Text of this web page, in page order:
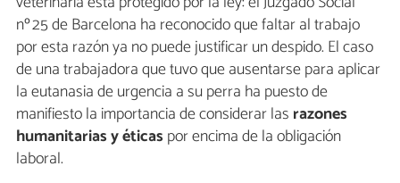
nº 25 de Barcelona ha reconocido que faltar al trabajo
por esta razón ya no puede justificar un despido. El caso
de una trabajadora que tuvo que ausentarse para aplicar
la eutanasia de urgencia a su perra ha puesto de
manifiesto la importancia de considerar las razones
humanitarias y éticas por encima de la obligación
laboral.